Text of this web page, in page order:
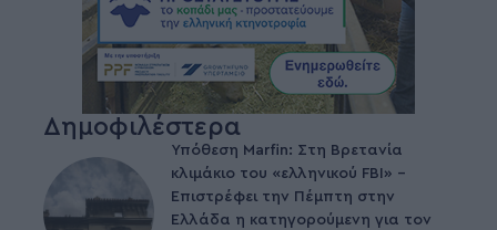
Δημοφιλέστερα
Υπόθεση Marfin: Στη Βρετανία
κλιμάκιο του «ελληνικού FBI» –
Επιστρέφει την Πέμπτη στην
Ελλάδα η κατηγορούμενη για τον